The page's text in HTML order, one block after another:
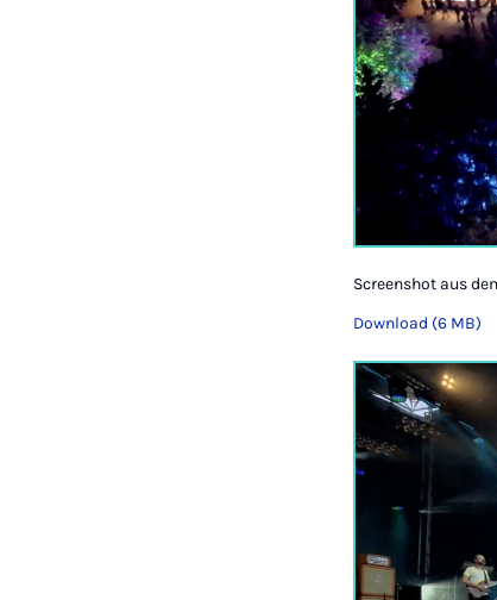
Screenshot aus
Download (6 MB)